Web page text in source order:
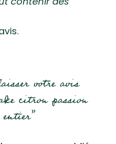
contenir des
votre avis
citron passion